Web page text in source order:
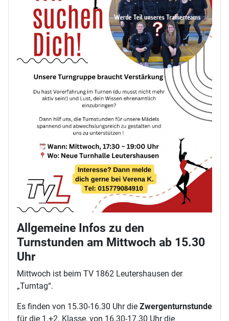
Allgemeine Infos zu den
Turnstunden am Mittwoch ab 15.30
Uhr
Mittwoch ist beim TV 1862 Leutershausen der
„Turntag“.
Es finden von 15.30-16.30 Uhr die Zwergenturnstunde
für die 1.+2. Klasse, von 16.30-17.30 Uhr die